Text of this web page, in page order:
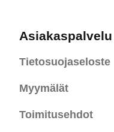
Asiakaspalvelu
Tietosuojaseloste
Myymälät
Toimitusehdot